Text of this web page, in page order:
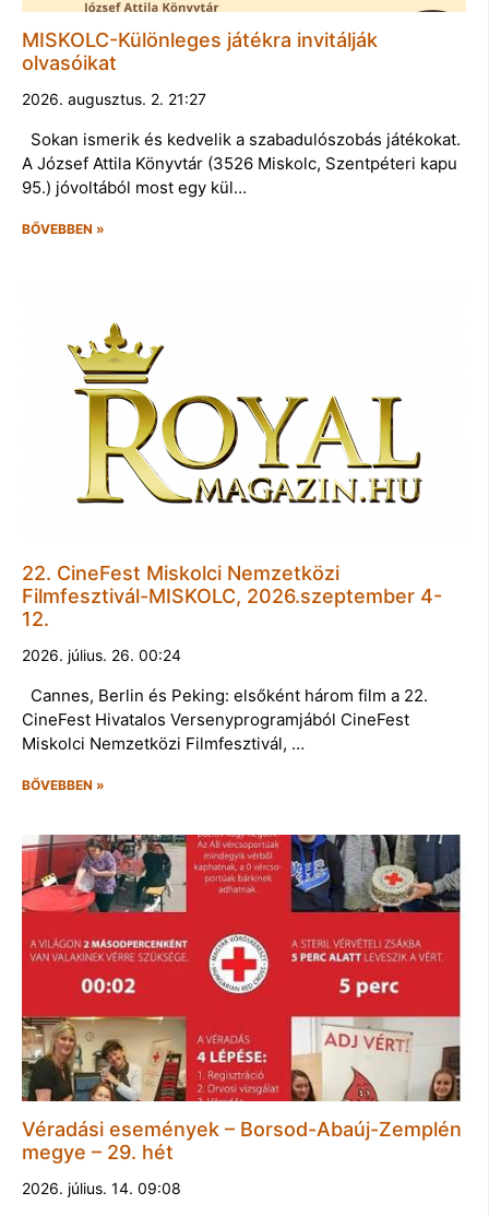
MISKOLC-Különleges játékra invitálják
olvasóikat
2026. augusztus. 2. 21:27
Sokan ismerik és kedvelik a szabadulószobás játékokat.
A József Attila Könyvtár (3526 Miskolc, Szentpéteri kapu
95.) jóvoltából most egy kül…
BŐVEBBEN »
22. CineFest Miskolci Nemzetközi
Filmfesztivál-MISKOLC, 2026.szeptember 4-
12.
2026. július. 26. 00:24
Cannes, Berlin és Peking: elsőként három film a 22.
CineFest Hivatalos Versenyprogramjából CineFest
Miskolci Nemzetközi Filmfesztivál, …
BŐVEBBEN »
Véradási események – Borsod-Abaúj-Zemplén
megye – 29. hét
2026. július. 14. 09:08